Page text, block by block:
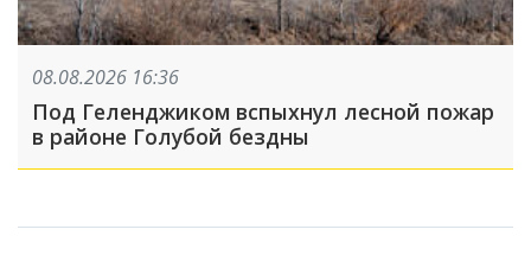
08.08.2026 16:36
Под Геленджиком вспыхнул лесной пожар
в районе Голубой бездны